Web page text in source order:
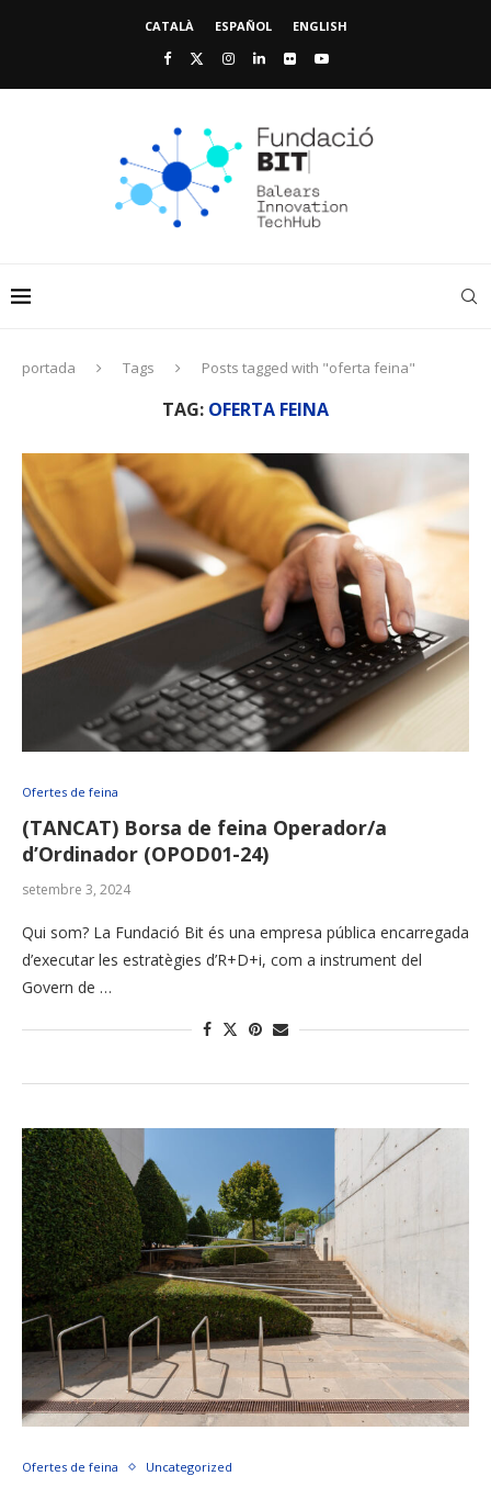
CATALÀ ESPAÑOL ENGLISH
portada Tags Posts tagged with "oferta feina"
TAG: OFERTA FEINA
Ofertes de feina
(TANCAT) Borsa de feina Operador/a
d’Ordinador (OPOD01-24)
setembre 3, 2024
Qui som? La Fundació Bit és una empresa pública encarregada
d’executar les estratègies d’R+D+i, com a instrument del
Govern de …
Ofertes de feina Uncategorized